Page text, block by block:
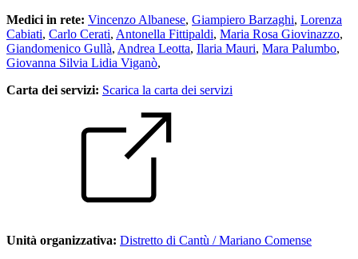
Medici in rete: Vincenzo Albanese, Giampiero Barzaghi, Lorenza
Cabiati, Carlo Cerati, Antonella Fittipaldi, Maria Rosa Giovinazzo,
Giandomenico Gullà, Andrea Leotta, Ilaria Mauri, Mara Palumbo,
Giovanna Silvia Lidia Viganò,
Carta dei servizi: Scarica la carta dei servizi
Unità organizzativa: Distretto di Cantù / Mariano Comense